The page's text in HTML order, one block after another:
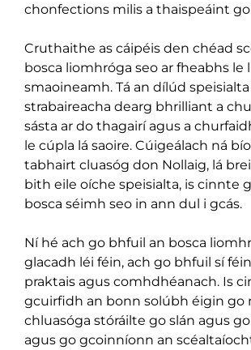
chonfections milis a thaispeáint
Cruthaithe as cáipéis den chéad
bosca liomhróga seo ar fheabhs
smaoineamh. Tá an dílúd
strabaireacha dearg bhrilliant a
sásta ar do thagairí agus a
le cúpla lá saoire. Cúigeálach ná
tabhairt cluasóg don Nollaig, lá
bith eile oíche speisialta, is cinnte
bosca séimh seo in ann dul i gcás.
Ní hé ach go bhfuil an bosca
glacadh léi féin, ach go bhfuil sí
praktais agus comhdhéanach. Is
gcuirfidh an bonn solúbh éigin go
chluasóga stóráilte go slán agus go
agus go gcoinníonn an